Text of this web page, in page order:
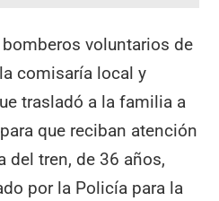
voluntarios de
comisaría local y
trasladó a la familia a
que reciban atención
del tren, de 36 años,
por la Policía para la